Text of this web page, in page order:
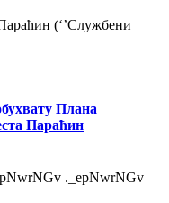
(‘’Службени
Плана
Параћин
._epNwrNGv